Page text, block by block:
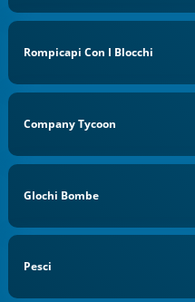
Rompicapi Con I Blocchi
Company Tycoon
GIochi Bombe
Pesci